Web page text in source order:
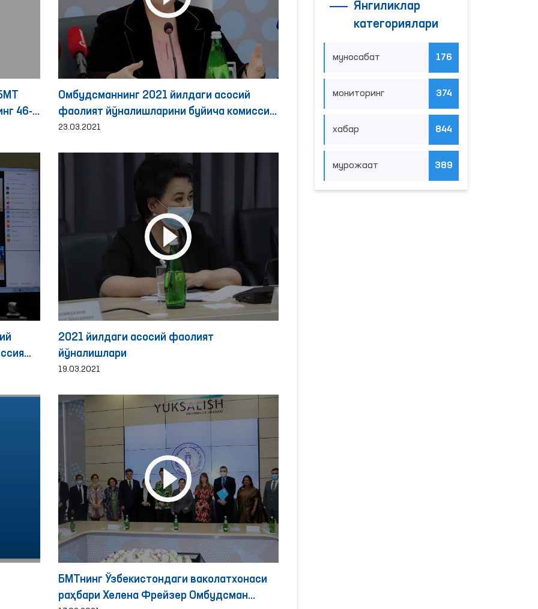
46-
Омбудсманнинг 2021 йилдаги асосий
фаолият йўналишларини буйича комиссия
йиғилиши бўлиб ўтди
23.03.2021
2021 йилдаги асосий фаолият
йўналишлари
19.03.2021
БМТнинг Ўзбекистондаги ваколатхонаси
раҳбари Хелена Фрейзер Омбудсман
Янгиликлар
категориялари
муносабат 176
мониторинг 374
хабар 844
мурожаат 389